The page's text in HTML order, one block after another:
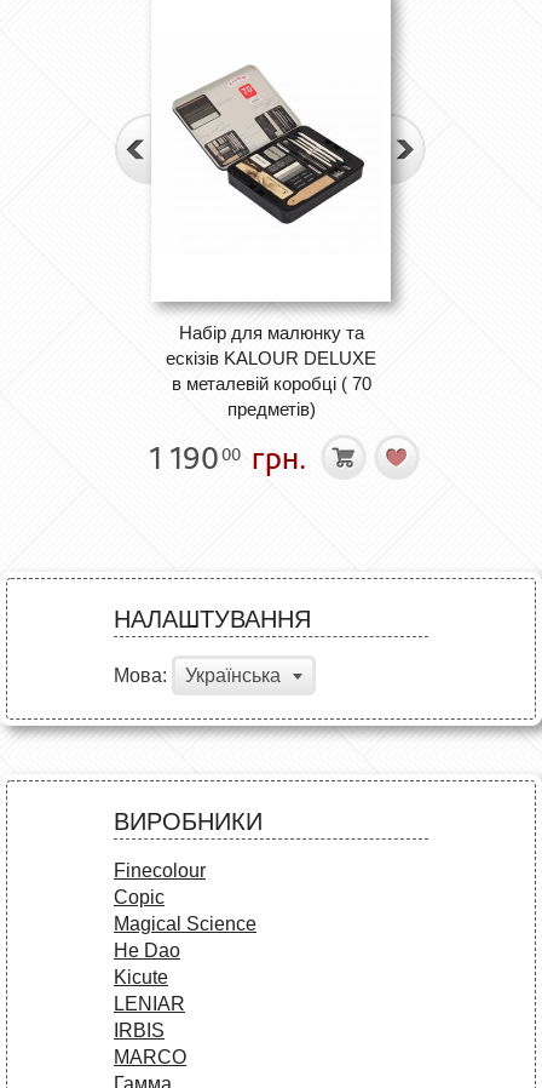
Набір для малюнку та
ескізів KALOUR DELUXE
в металевій коробці ( 70
предметів)
1 19000 грн.
НАЛАШТУВАННЯ
Мова: Українська
ВИРОБНИКИ
Finecolour
Copic
Magical Science
He Dao
Kicute
LENIAR
IRBIS
MARCO